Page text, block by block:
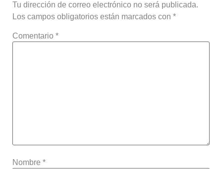
Tu dirección de correo electrónico no será publicada.
Los campos obligatorios están marcados con *
Comentario *
Nombre *